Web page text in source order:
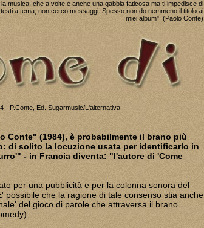
musica, che a volte è anche una gabbia faticosa ma ti impedisce di
a tema, non cerco messaggi. Spesso non do nemmeno il titolo ai
miei album". (Paolo Conte)
- P.Conte, Ed. Sugarmusic/L'alternativa
Conte" (1984), è probabilmente il brano più
di solito la locuzione usata per identificarlo in
- in Francia diventa: "l'autore di 'Come
per una pubblicità e per la colonna sonora del
possibile che la ragione di tale consenso stia anche
del gioco di parole che attraversa il brano